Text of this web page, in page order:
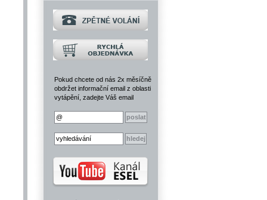
Pokud chcete od nás 2x měsíčně
obdržet informační email z oblasti
vytápění, zadejte Váš email